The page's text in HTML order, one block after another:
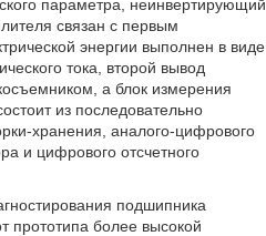
параметра, неинвертирующий
связан с первым
энергии выполнен в виде
тока, второй вывод
а блок измерения
из последовательно
хранения, аналого-цифрового
и цифрового отсчетного
подшипника
прототипа более высокой